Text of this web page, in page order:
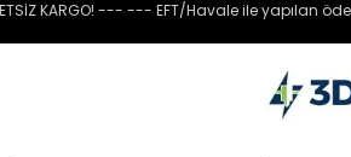
KARGO! --- --- EFT/Havale ile yapılan